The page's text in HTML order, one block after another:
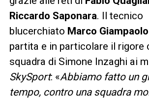
Riccardo Saponara. Il tecnico
blucerchiato Marco Giampaolo
partita e in particolare il rigore
squadra di Simone Inzaghi ai
SkySport: «Abbiamo fatto un
tempo, contro una squadra